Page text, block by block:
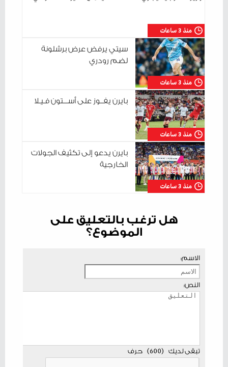
منذ 3 ساعات
منذ 3 ساعات
سيتي يرفض عرض برشلونة
لضم رودري
منذ 3 ساعات
بايرن يفــوز على أســـتون فـيـلا
منذ 3 ساعات
بايرن يدعو إلى تكثيف الجولات
الخارجية
هل ترغب بالتعليق على
الموضوع؟
الاسم:
النص:
تبقى لديك (
600
) حرف